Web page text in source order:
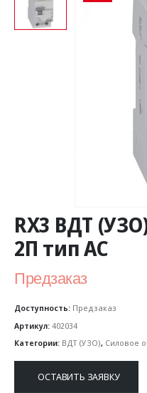
RX3 ВДТ
2П тип AC
Предзаказ
Доступность: Предзаказ
Артикул: 402034
Категории: ВДТ (УЗО), Силовое
ОСТАВИТЬ ЗАЯВКУ